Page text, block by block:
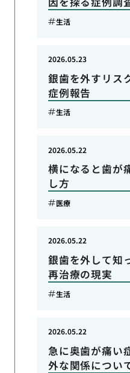
生活
銀歯を外すリス
症例報告
2026.05.23
生活
横になると歯が
し方
2026.05.22
医療
銀歯を外して知
再治療の現実
2026.05.22
生活
急に奥歯が痛い
外な関係につい
2026.05.22